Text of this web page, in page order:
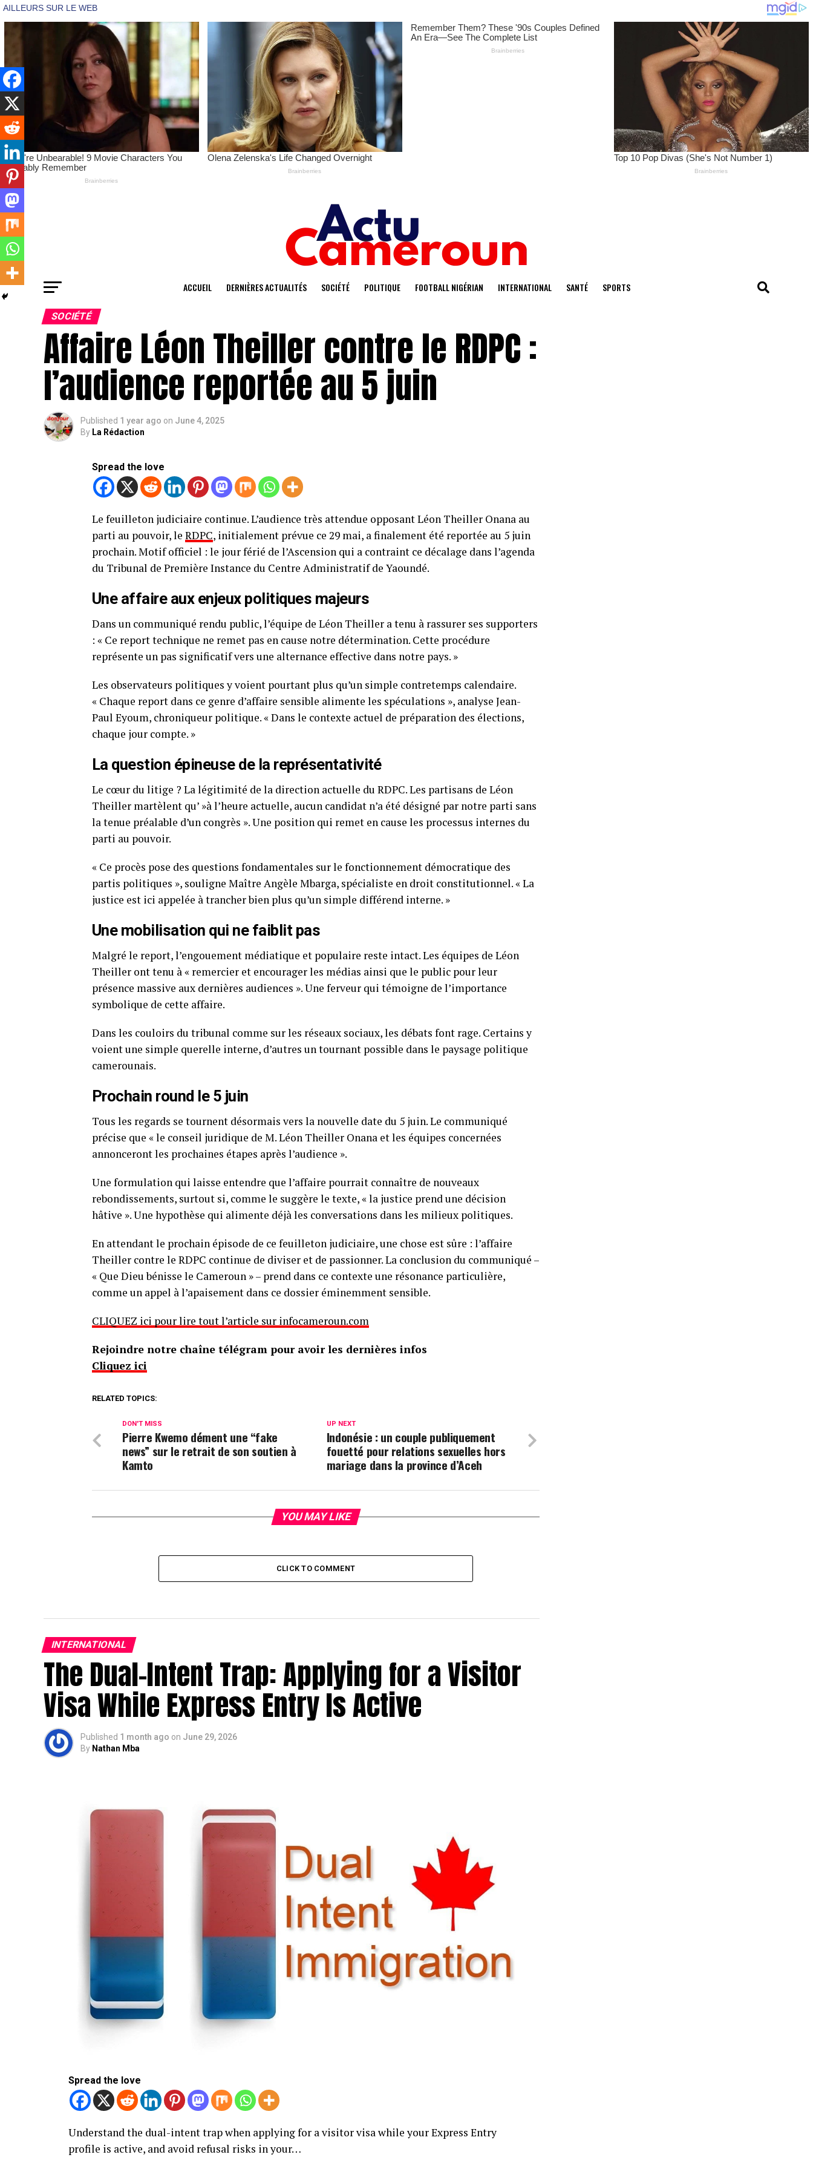
ACCUEIL DERNIÈRES ACTUALITÉS SOCIÉTÉ POLITIQUE FOOTBALL NIGÉRIAN INTERNATIONAL SANTÉ SPORTS
SOCIÉTÉ
Affaire Léon Theiller contre le RDPC :
l’audience reportée au 5 juin
Published 1 year ago on June 4, 2025
By La Rédaction
Spread the love
Le feuilleton judiciaire continue. L’audience très attendue opposant Léon Theiller Onana au
parti au pouvoir, le RDPC, initialement prévue ce 29 mai, a finalement été reportée au 5 juin
prochain. Motif officiel : le jour férié de l’Ascension qui a contraint ce décalage dans l’agenda
du Tribunal de Première Instance du Centre Administratif de Yaoundé.
Une affaire aux enjeux politiques majeurs
Dans un communiqué rendu public, l’équipe de Léon Theiller a tenu à rassurer ses supporters
: « Ce report technique ne remet pas en cause notre détermination. Cette procédure
représente un pas significatif vers une alternance effective dans notre pays. »
Les observateurs politiques y voient pourtant plus qu’un simple contretemps calendaire.
« Chaque report dans ce genre d’affaire sensible alimente les spéculations », analyse Jean-
Paul Eyoum, chroniqueur politique. « Dans le contexte actuel de préparation des élections,
chaque jour compte. »
La question épineuse de la représentativité
Le cœur du litige ? La légitimité de la direction actuelle du RDPC. Les partisans de Léon
Theiller martèlent qu’ »à l’heure actuelle, aucun candidat n’a été désigné par notre parti sans
la tenue préalable d’un congrès ». Une position qui remet en cause les processus internes du
parti au pouvoir.
« Ce procès pose des questions fondamentales sur le fonctionnement démocratique des
partis politiques », souligne Maître Angèle Mbarga, spécialiste en droit constitutionnel. « La
justice est ici appelée à trancher bien plus qu’un simple différend interne. »
Une mobilisation qui ne faiblit pas
Malgré le report, l’engouement médiatique et populaire reste intact. Les équipes de Léon
Theiller ont tenu à « remercier et encourager les médias ainsi que le public pour leur
présence massive aux dernières audiences ». Une ferveur qui témoigne de l’importance
symbolique de cette affaire.
Dans les couloirs du tribunal comme sur les réseaux sociaux, les débats font rage. Certains y
voient une simple querelle interne, d’autres un tournant possible dans le paysage politique
camerounais.
Prochain round le 5 juin
Tous les regards se tournent désormais vers la nouvelle date du 5 juin. Le communiqué
précise que « le conseil juridique de M. Léon Theiller Onana et les équipes concernées
annonceront les prochaines étapes après l’audience ».
Une formulation qui laisse entendre que l’affaire pourrait connaître de nouveaux
rebondissements, surtout si, comme le suggère le texte, « la justice prend une décision
hâtive ». Une hypothèse qui alimente déjà les conversations dans les milieux politiques.
En attendant le prochain épisode de ce feuilleton judiciaire, une chose est sûre : l’affaire
Theiller contre le RDPC continue de diviser et de passionner. La conclusion du communiqué –
« Que Dieu bénisse le Cameroun » – prend dans ce contexte une résonance particulière,
comme un appel à l’apaisement dans ce dossier éminemment sensible.
CLIQUEZ ici pour lire tout l’article sur infocameroun.com
Rejoindre notre chaîne télégram pour avoir les dernières infos
Cliquez ici
RELATED TOPICS:
UP NEXT
Indonésie : un couple publiquement
fouetté pour relations sexuelles hors
mariage dans la province d’Aceh
DON'T MISS
Pierre Kwemo dément une “fake
news” sur le retrait de son soutien à
Kamto
YOU MAY LIKE
CLICK TO COMMENT
INTERNATIONAL
The Dual-Intent Trap: Applying for a Visitor
Visa While Express Entry Is Active
Published 1 month ago on June 29, 2026
By Nathan Mba
Spread the love
Understand the dual-intent trap when applying for a visitor visa while your Express Entry
profile is active, and avoid refusal risks in your…